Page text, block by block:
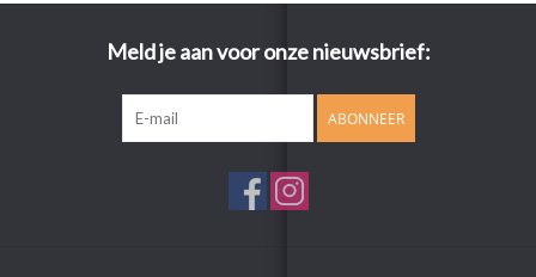
Meld je aan voor onze nieuwsbrief:
ABONNEER